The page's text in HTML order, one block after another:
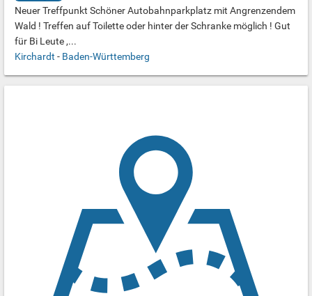
Neuer Treffpunkt Schöner Autobahnparkplatz mit Angrenzendem
Wald ! Treffen auf Toilette oder hinter der Schranke möglich ! Gut
für Bi Leute ,...
Kirchardt - Baden-Württemberg